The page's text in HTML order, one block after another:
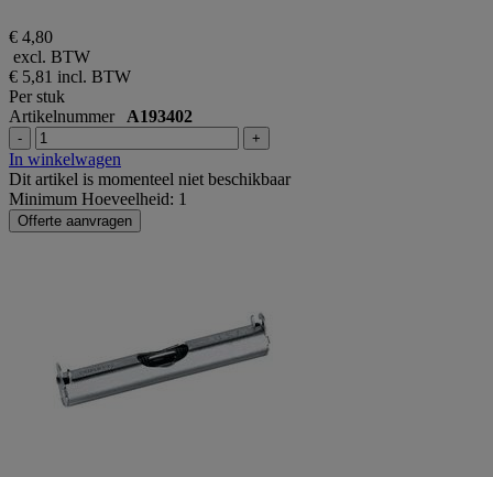
€ 4,80
excl. BTW
€ 5,81 incl. BTW
Per stuk
Artikelnummer A193402
- +
In winkelwagen
Dit artikel is momenteel niet beschikbaar
Minimum Hoeveelheid: 1
Offerte aanvragen